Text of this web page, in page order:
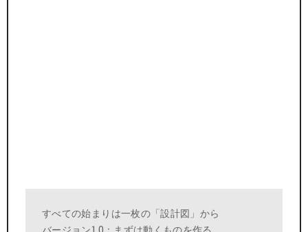
すべての始まりは一枚の「設計図」から